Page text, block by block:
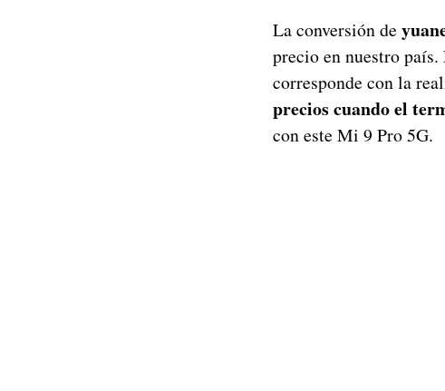
La conversión de
precio en nuestro país.
corresponde con la
precios cuando el
con este Mi 9 Pro 5G.